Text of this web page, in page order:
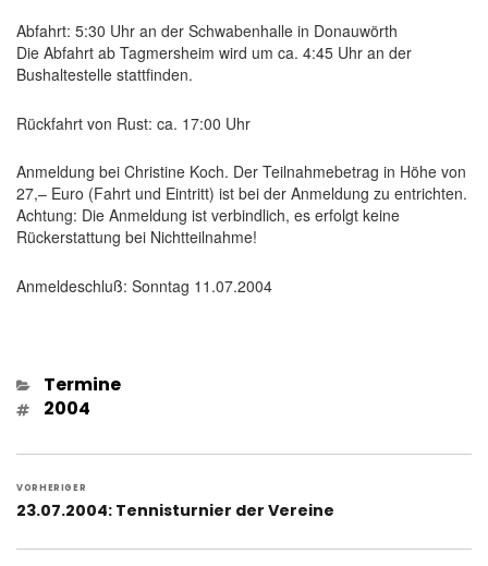
Abfahrt: 5:30 Uhr an der Schwabenhalle in Donauwörth
Die Abfahrt ab Tagmersheim wird um ca. 4:45 Uhr an der
Bushaltestelle stattfinden.
Rückfahrt von Rust: ca. 17:00 Uhr
Anmeldung bei Christine Koch. Der Teilnahmebetrag in Höhe von
27,– Euro (Fahrt und Eintritt) ist bei der Anmeldung zu entrichten.
Achtung: Die Anmeldung ist verbindlich, es erfolgt keine
Rückerstattung bei Nichtteilnahme!
Anmeldeschluß: Sonntag 11.07.2004
Kategorien
Termine
Schlagwörter
2004
Beitragsnavigation
VORHERIGER
Vorheriger
23.07.2004: Tennisturnier der Vereine